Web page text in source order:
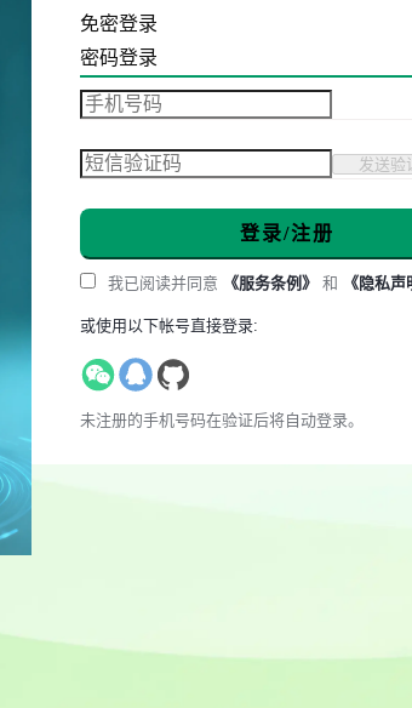
免密登录
密码登录
发送验
登录/注册
我已阅读并同意 《服务条例》 和 《隐私声
或使用以下帐号直接登录:
未注册的手机号码在验证后将自动登录。